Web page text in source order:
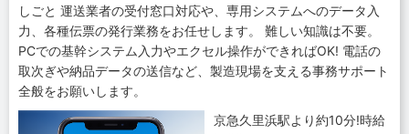
しごと 運送業者の受付窓口対応や、専用システムへのデータ入
力、各種伝票の発行業務をお任せします。 難しい知識は不要。
PCでの基幹システム入力やエクセル操作ができればOK! 電話の
取次ぎや納品データの送信など、製造現場を支える事務サポート
全般をお願いします。
京急久里浜駅より約10分!時給